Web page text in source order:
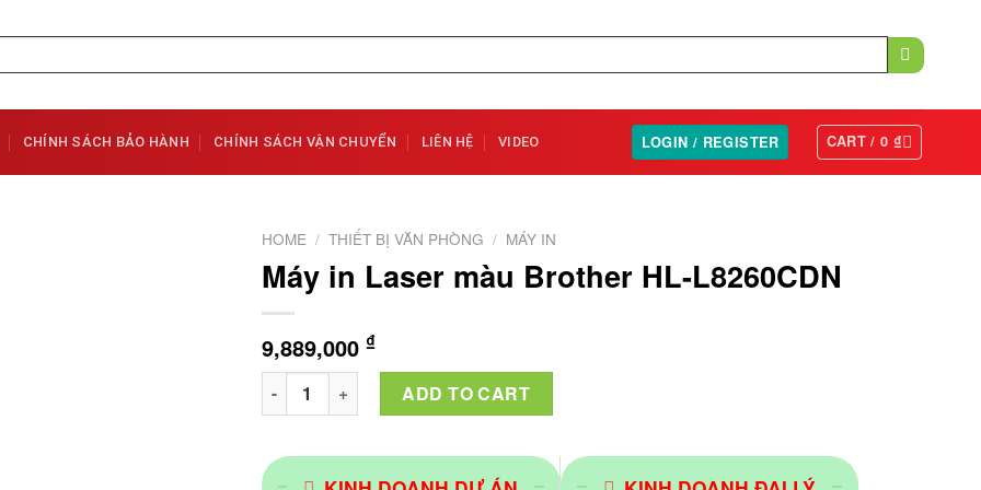
CHÍNH SÁCH BẢO HÀNH CHÍNH SÁCH VẬN CHUYỂN LIÊN HỆ VIDEO LOGIN / REGISTER CART /0₫
HOME / THIẾT BỊ VĂN PHÒNG / MÁY IN
Máy in Laser màu Brother HL-L8260CDN
9,889,000 ₫
Máy in Laser màu Brother HL-L8260CDN quantity
ADD TO CART